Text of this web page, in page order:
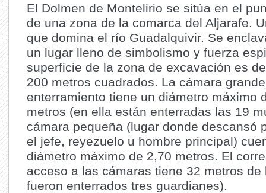
El Dolmen de Montelirio se sitúa en el
de una zona de la comarca del Aljarafe.
que domina el río Guadalquivir. Se
un lugar lleno de simbolismo y fuerza
superficie de la zona de excavación es
200 metros cuadrados. La cámara
enterramiento tiene un diámetro máximo
metros (en ella están enterradas las 19
cámara pequeña (lugar donde descansó
el jefe, reyezuelo u hombre principal)
diámetro máximo de 2,70 metros. El
acceso a las cámaras tiene 32 metros de
fueron enterrados tres guardianes).